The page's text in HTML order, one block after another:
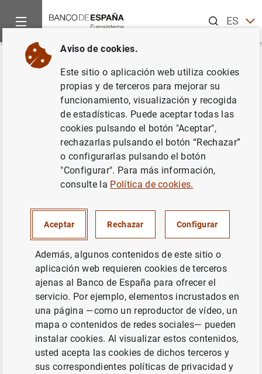
ESEN
Inicio Publicaciones
Volver
Un modelo estructural para el
análisis del mecanismo de
transmisión monetaria: el caso
español
Serie: Documentos de Trabajo. 9629.
Autor: Ricardo Mestre , Javier Vallés y Javier
Andrés
TIPOS DE CAMBIO
PRECIOS Y MÁRGENES INFLACIÓN
TRANSMISIÓN DE POLÍTICA MONETARIA
Aviso de cookies.
Este sitio o aplicación web utiliza cookies
propias y de terceros para mejorar su
funcionamiento, visualización y recogida
de estadísticas. Puede aceptar todas las
cookies pulsando el botón "Aceptar",
rechazarlas pulsando el botón “Rechazar”
o configurarlas pulsando el botón
"Configurar". Para más información,
consulte la Política de cookies.
Aceptar Rechazar Configurar
Además, algunos contenidos de este sitio o
aplicación web requieren cookies de terceros
ajenas al Banco de España para ofrecer el
servicio. Por ejemplo, elementos incrustados en
una página —como un reproductor de vídeo, un
mapa o contenidos de redes sociales— pueden
instalar cookies. Al visualizar estos contenidos,
usted acepta las cookies de dichos terceros y
sus correspondientes políticas de privacidad y